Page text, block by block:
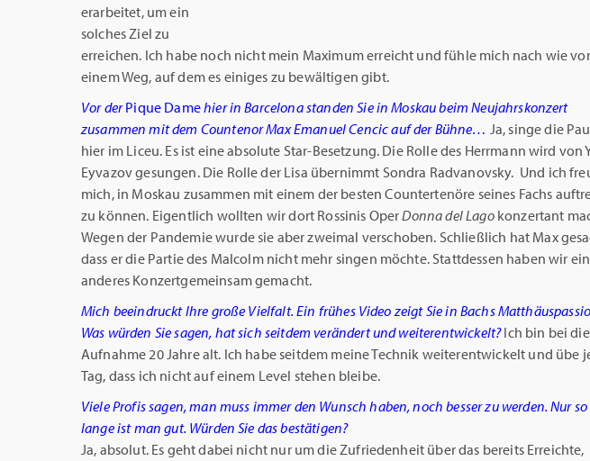
erarbeitet, um ein
solches Ziel zu
erreichen. Ich habe noch nicht mein Maximum erreicht und fühle mich nach wie
einem Weg, auf dem es einiges zu bewältigen gibt.
Vor derPique Damehier in Barcelona standen Sie in Moskau beim Neujahrskonzert
zusammen mit dem Countenor Max Emanuel Cencic auf der Bühne… Ja, singe die
hier im Liceu. Es ist eine absolute Star-Besetzung. Die Rolle des Herrmann wird von
Eyvazov gesungen. Die Rolle der Lisa übernimmt Sondra Radvanovsky. Und ich
mich, in Moskau zusammen mit einem der besten Countertenöre seines Fachs
zu können. Eigentlich wollten wir dort Rossinis OperDonna del Lagokonzertant
Wegen der Pandemie wurde sie aber zweimal verschoben. Schließlich hat Max
dass er die Partie des Malcolm nicht mehr singen möchte. Stattdessen haben wir ein
anderes Konzertgemeinsam gemacht.
Mich beeindruckt Ihre große Vielfalt. Ein frühes Video zeigt Sie in Bachs
Was würden Sie sagen, hat sich seitdem verändert und weiterentwickelt?Ich bin bei
Aufnahme 20 Jahre alt. Ich habe seitdem meine Technik weiterentwickelt und übe
Tag, dass ich nicht auf einem Level stehen bleibe.
Viele Profis sagen, man muss immer den Wunsch haben, noch besser zu werden. Nur so
lange ist man gut. Würden Sie das bestätigen?
Ja, absolut. Es geht dabei nicht nur um die Zufriedenheit über das bereits Erreichte,